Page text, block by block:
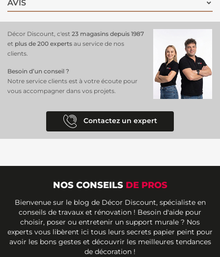
AVIS
Décor Discount, c'est 23 magasins depuis 1987
et plus de 200 experts au service de nos
clients.
Besoin d’un conseil ?
Notre service clients est à votre écoute pour
vous accompagner dans vos projets.
Contactez un expert
NOS CONSEILS DE PROS
Bienvenue sur le blog de Décor Discount, spécialiste en
conseils de travaux et rénovation ! Besoin d'aide pour
choisir, poser ou entretenir un support murale ? Nos
experts vous libèrent ici tous leurs secrets papier peint pour
avoir les bons gestes et découvrir les meilleures tendances
de décoration !